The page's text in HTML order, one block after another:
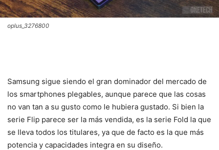
oplus_3276800
Samsung sigue siendo el gran dominador del mercado de
los smartphones plegables, aunque parece que las cosas
no van tan a su gusto como le hubiera gustado. Si bien la
serie Flip parece ser la más vendida, es la serie Fold la que
se lleva todos los titulares, ya que de facto es la que más
potencia y capacidades integra en su diseño.